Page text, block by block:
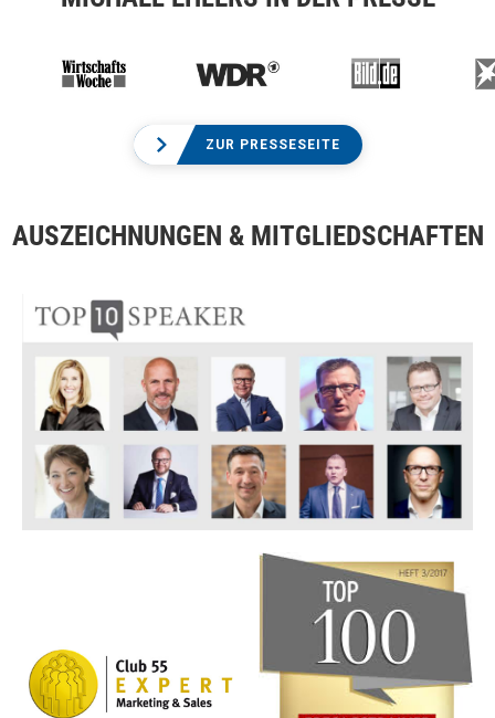
ZUR PRESSESEITE
AUSZEICHNUNGEN & MITGLIEDSCHAFTEN